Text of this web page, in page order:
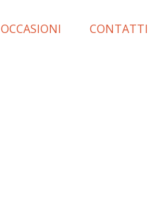
OCCASIONI CONTATTI